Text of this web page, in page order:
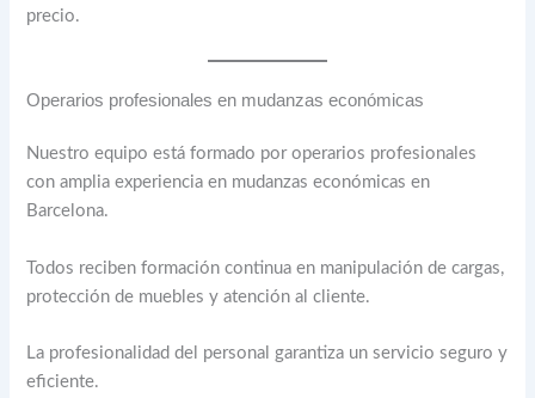
precio.
Operarios profesionales en mudanzas económicas
Nuestro equipo está formado por operarios profesionales
con amplia experiencia en mudanzas económicas en
Barcelona.
Todos reciben formación continua en manipulación de cargas,
protección de muebles y atención al cliente.
La profesionalidad del personal garantiza un servicio seguro y
eficiente.